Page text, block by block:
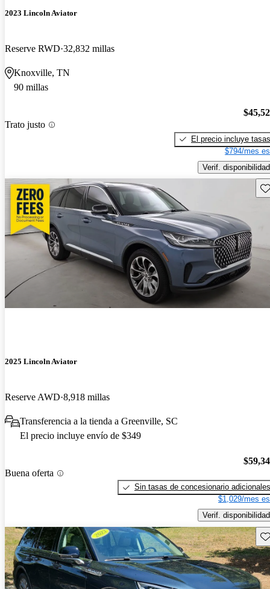
2023 Lincoln Aviator
Reserve RWD 32,832 millas
Knoxville, TN
90 millas
Trato justo
El precio incluye tasas
$794/mes
Verif. disponibilidad
2025 Lincoln Aviator
Reserve AWD 8,918 millas
Transferencia a la tienda a Greenville, SC
El precio incluye envío de $349
Buena oferta
Sin tasas de concesionario adicionales
$1,029/mes
Verif. disponibilidad